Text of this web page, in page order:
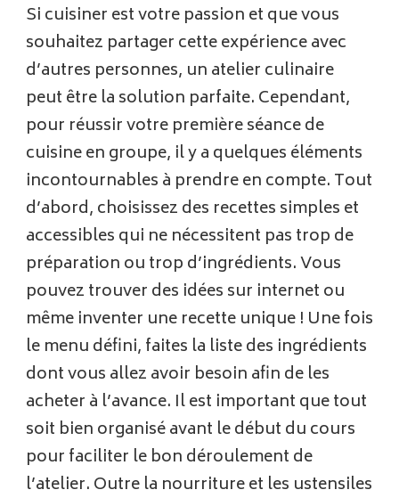
Si cuisiner est votre passion et que vous
souhaitez partager cette expérience avec
d’autres personnes, un atelier culinaire
peut être la solution parfaite. Cependant,
pour réussir votre première séance de
cuisine en groupe, il y a quelques éléments
incontournables à prendre en compte. Tout
d’abord, choisissez des recettes simples et
accessibles qui ne nécessitent pas trop de
préparation ou trop d’ingrédients. Vous
pouvez trouver des idées sur internet ou
même inventer une recette unique ! Une fois
le menu défini, faites la liste des ingrédients
dont vous allez avoir besoin afin de les
acheter à l’avance. Il est important que tout
soit bien organisé avant le début du cours
pour faciliter le bon déroulement de
l’atelier. Outre la nourriture et les ustensiles